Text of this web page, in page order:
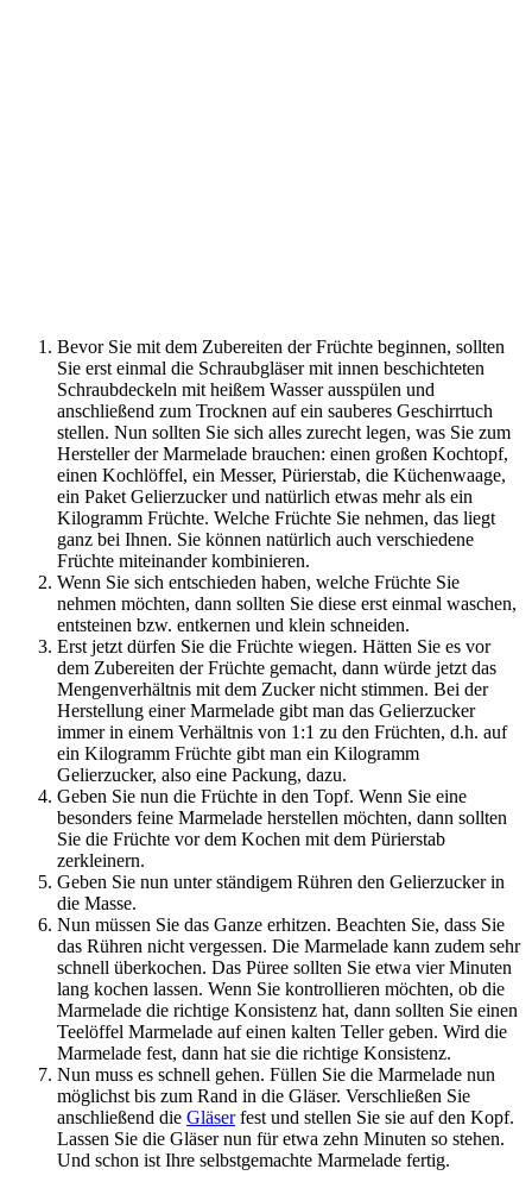
Bevor Sie mit dem Zubereiten der Früchte beginnen, sollten
Sie erst einmal die Schraubgläser mit innen beschichteten
Schraubdeckeln mit heißem Wasser ausspülen und
anschließend zum Trocknen auf ein sauberes Geschirrtuch
stellen. Nun sollten Sie sich alles zurecht legen, was Sie zum
Hersteller der Marmelade brauchen: einen großen Kochtopf,
einen Kochlöffel, ein Messer, Pürierstab, die Küchenwaage,
ein Paket Gelierzucker und natürlich etwas mehr als ein
Kilogramm Früchte. Welche Früchte Sie nehmen, das liegt
ganz bei Ihnen. Sie können natürlich auch verschiedene
Früchte miteinander kombinieren.
Wenn Sie sich entschieden haben, welche Früchte Sie
nehmen möchten, dann sollten Sie diese erst einmal waschen,
entsteinen bzw. entkernen und klein schneiden.
Erst jetzt dürfen Sie die Früchte wiegen. Hätten Sie es vor
dem Zubereiten der Früchte gemacht, dann würde jetzt das
Mengenverhältnis mit dem Zucker nicht stimmen. Bei der
Herstellung einer Marmelade gibt man das Gelierzucker
immer in einem Verhältnis von 1:1 zu den Früchten, d.h. auf
ein Kilogramm Früchte gibt man ein Kilogramm
Gelierzucker, also eine Packung, dazu.
Geben Sie nun die Früchte in den Topf. Wenn Sie eine
besonders feine Marmelade herstellen möchten, dann sollten
Sie die Früchte vor dem Kochen mit dem Pürierstab
zerkleinern.
Geben Sie nun unter ständigem Rühren den Gelierzucker in
die Masse.
Nun müssen Sie das Ganze erhitzen. Beachten Sie, dass Sie
das Rühren nicht vergessen. Die Marmelade kann zudem sehr
schnell überkochen. Das Püree sollten Sie etwa vier Minuten
lang kochen lassen. Wenn Sie kontrollieren möchten, ob die
Marmelade die richtige Konsistenz hat, dann sollten Sie einen
Teelöffel Marmelade auf einen kalten Teller geben. Wird die
Marmelade fest, dann hat sie die richtige Konsistenz.
Nun muss es schnell gehen. Füllen Sie die Marmelade nun
möglichst bis zum Rand in die Gläser. Verschließen Sie
anschließend die Gläserfest und stellen Sie sie auf den Kopf.
Lassen Sie die Gläser nun für etwa zehn Minuten so stehen.
Und schon ist Ihre selbstgemachte Marmelade fertig.